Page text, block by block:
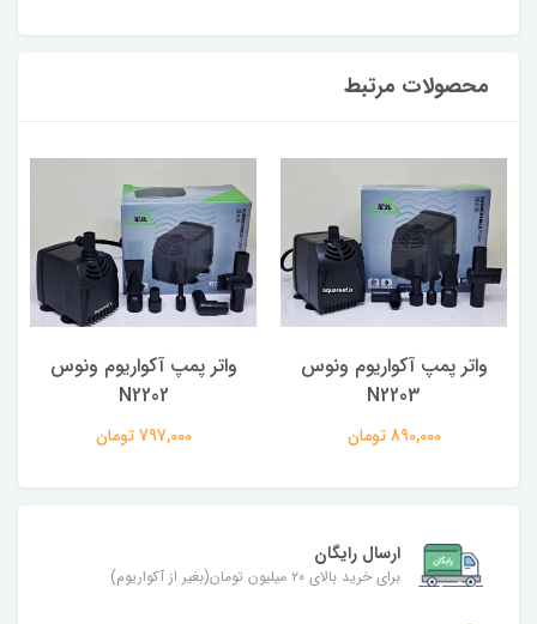
محصولات مرتبط
واتر پمپ آکواریوم ونوس
N2203
890,000 تومان
واتر پمپ آکواریوم ونوس
N2202
797,000 تومان
ارسال رایگان
برای خرید بالای ۲۰ میلیون تومان(بغیر از آکواریوم)